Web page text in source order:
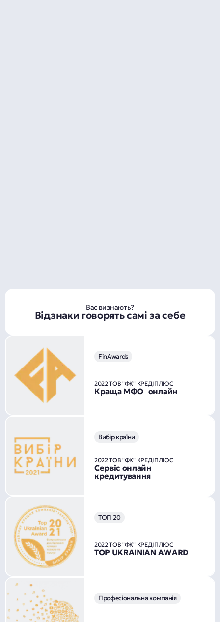
Вас визнають?
Відзнаки говорять самі за себе
FinAwards
2022 ТОВ "ФК" КРЕДІПЛЮС
Краща МФО онлайн
Вибір країни
2022 ТОВ "ФК" КРЕДІПЛЮС
Сервіс онлайн
кредитування
ТОП 20
2022 ТОВ "ФК" КРЕДІПЛЮС
TOP UKRAINIAN AWARD
Професіональна компанія